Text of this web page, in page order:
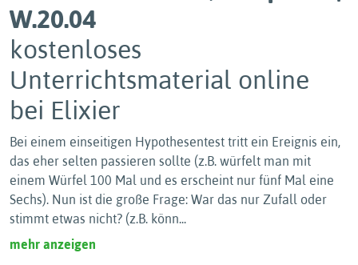
W.20.04
kostenloses
Unterrichtsmaterial online
bei Elixier
Bei einem einseitigen Hypothesentest tritt ein Ereignis ein,
das eher selten passieren sollte (z.B. würfelt man mit
einem Würfel 100 Mal und es erscheint nur fünf Mal eine
Sechs). Nun ist die große Frage: War das nur Zufall oder
stimmt etwas nicht? (z.B. könn...
mehr anzeigen